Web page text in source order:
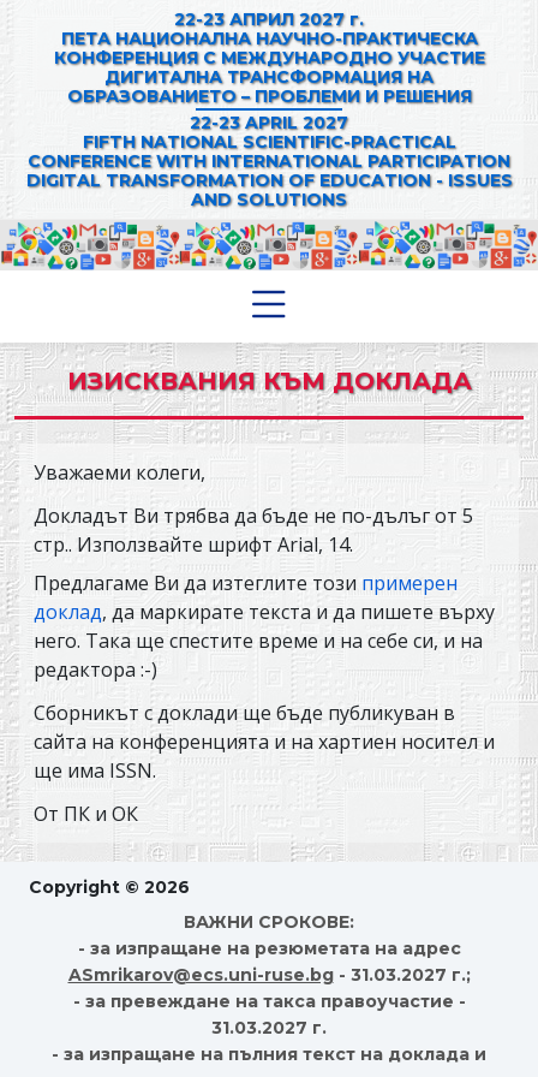
22-23 АПРИЛ 2027 г.
ПЕТА НАЦИОНАЛНА НАУЧНО-ПРАКТИЧЕСКА
КОНФЕРЕНЦИЯ С МЕЖДУНАРОДНО УЧАСТИЕ
ДИГИТАЛНА ТРАНСФОРМАЦИЯ НА
ОБРАЗОВАНИЕТО – ПРОБЛЕМИ И РЕШЕНИЯ
22-23 APRIL 2027
FIFTH NATIONAL SCIENTIFIC-PRACTICAL
CONFERENCE WITH INTERNATIONAL PARTICIPATION
DIGITAL TRANSFORMATION OF EDUCATION - ISSUES
AND SOLUTIONS
ИЗИСКВАНИЯ КЪМ ДОКЛАДА
Уважаеми колеги,
Докладът Ви трябва да бъде не по-дълъг от 5
стр.. Използвайте шрифт Arial, 14.
Предлагаме Ви да изтеглите този примерен
доклад, да маркирате текста и да пишете върху
него. Така ще спестите време и на себе си, и на
редактора :-)
Сборникът с доклади ще бъде публикуван в
сайта на конференцията и на хартиен носител и
ще има ISSN.
От ПК и ОК
Copyright © 2026
ВАЖНИ СРОКОВЕ:
- за изпращане на резюметата на адрес
ASmrikarov@ecs.uni-ruse.bg- 31.03.2027 г.;
- за превеждане на такса правоучастие -
31.03.2027 г.
- за изпращане на пълния текст на доклада и